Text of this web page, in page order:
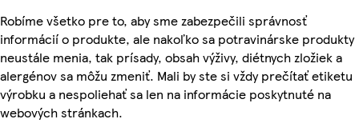
Robíme všetko pre to, aby sme zabezpečili správnosť
informácií o produkte, ale nakoľko sa potravinárske produkty
neustále menia, tak prísady, obsah výživy, diétnych zložiek a
alergénov sa môžu zmeniť. Mali by ste si vždy prečítať etiketu
výrobku a nespoliehať sa len na informácie poskytnuté na
webových stránkach.